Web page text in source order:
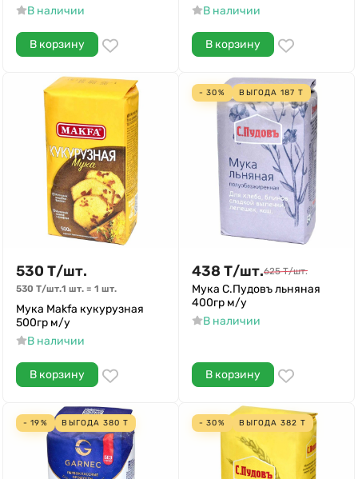
В наличии
В корзину
В наличии
В корзину
530 Т/шт.
530 Т/шт.1 шт. = 1 шт.
Мука Makfa кукурузная
500гр м/у
В наличии
В корзину
- 30% ВЫГОДА 187 Т
438 Т/шт.625 Т/шт.
Мука С.Пудовъ льняная
400гр м/у
В наличии
В корзину
- 19% ВЫГОДА 380 Т - 30% ВЫГОДА 382 Т